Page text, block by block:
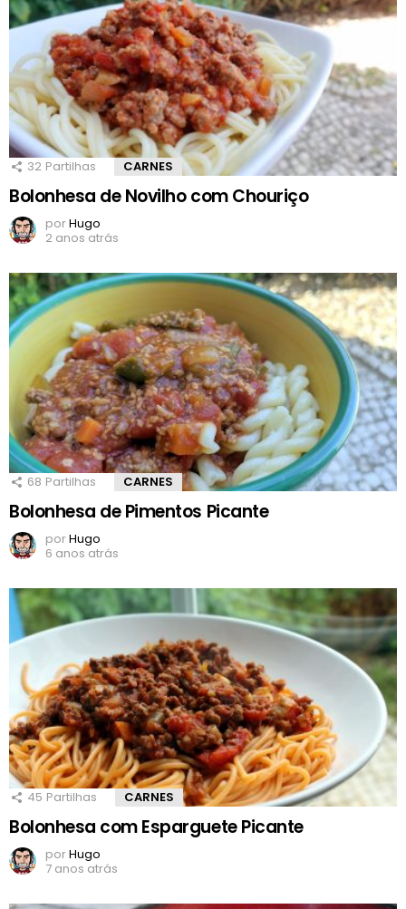
32 Partilhas CARNES
Bolonhesa de Novilho com Chouriço
porHugo
2 anos atrás
68 Partilhas CARNES
Bolonhesa de Pimentos Picante
porHugo
6 anos atrás
45 Partilhas CARNES
Bolonhesa com Esparguete Picante
porHugo
7 anos atrás